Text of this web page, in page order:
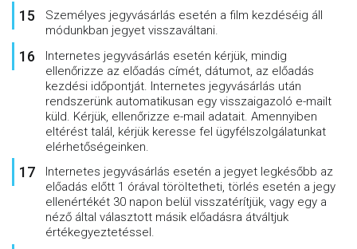
Személyes jegyvásárlás esetén a film kezdéséig áll
módunkban jegyet visszaváltani.
Internetes jegyvásárlás esetén kérjük, mindig
ellenőrizze az előadás címét, dátumot, az előadás
kezdési időpontját. Internetes jegyvásárlás után
rendszerünk automatikusan egy visszaigazoló e-mailt
küld. Kérjük, ellenőrizze e-mail adatait. Amennyiben
eltérést talál, kérjük keresse fel ügyfélszolgálatunkat
elérhetőségeinken.
Internetes jegyvásárlás esetén a jegyet legkésőbb az
előadás előtt 1 órával töröltetheti, törlés esetén a jegy
ellenértékét 30 napon belül visszatérítjük, vagy egy a
néző által választott másik előadásra átváltjuk
értékegyeztetéssel.